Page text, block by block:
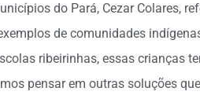
do Pará, Cezar Colares,
de comunidades
ribeirinhas, essas crianças
pensar em outras soluções